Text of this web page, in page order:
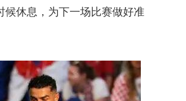
休息，为下一场比赛做好准